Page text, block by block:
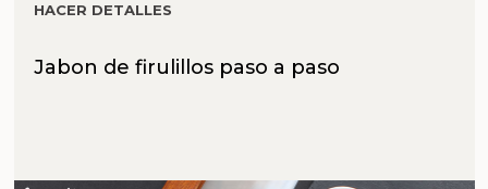
HACER DETALLES
Jabon de firulillos paso a paso